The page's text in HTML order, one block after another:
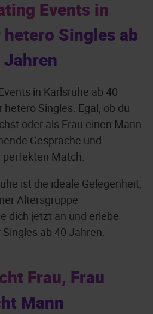
Events in
Singles ab
Jahren
in Karlsruhe ab 40
Singles. Egal, ob du
oder als Frau einen Mann
Gespräche und
Match.
ist die ideale Gelegenheit,
Altersgruppe
dich jetzt an und erlebe
ab 40 Jahren.
Frau, Frau
Mann